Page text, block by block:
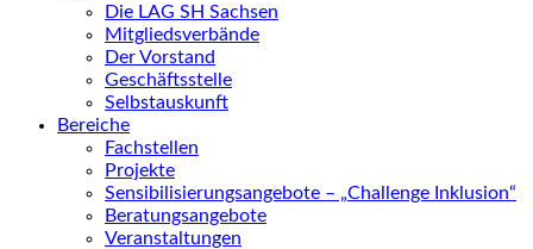
Die LAG SH Sachsen
Mitgliedsverbände
Der Vorstand
Geschäftsstelle
Selbstauskunft
Bereiche
Fachstellen
Projekte
Sensibilisierungsangebote – „Challenge Inklusion“
Beratungsangebote
Veranstaltungen